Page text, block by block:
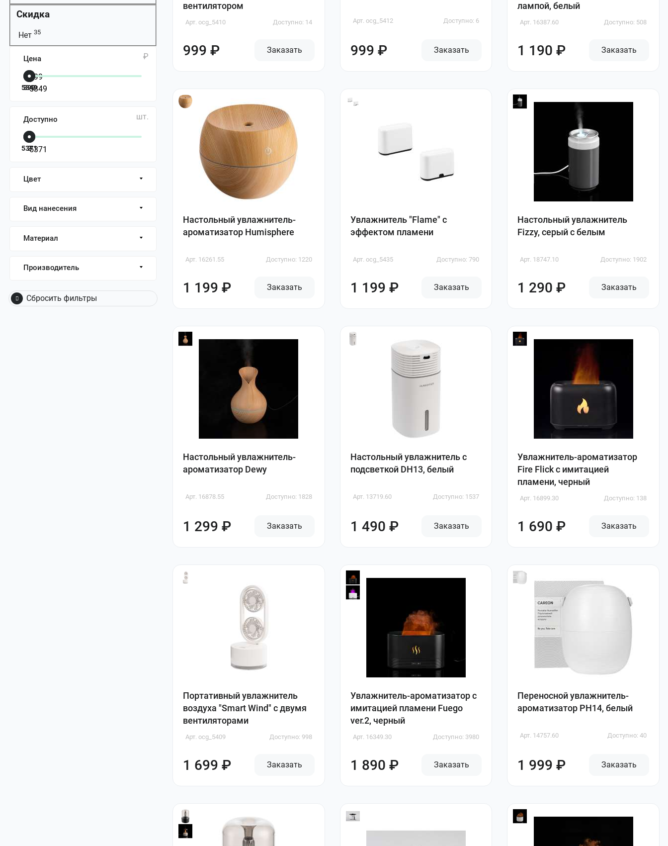
Скидка
Нет 35
Цена ₽
399
5349
Доступно шт.
2
5371
Цвет
Вид нанесения
Материал
Производитель
Сбросить фильтры
вентилятором
Арт. ocg_5410 Доступно: 14
999 ₽ Заказать
Арт. ocg_5412 Доступно: 6
999 ₽ Заказать
лампой, белый
Арт. 16387.60 Доступно: 508
1 190 ₽ Заказать
Настольный увлажнитель-
ароматизатор Humisphere
Арт. 16261.55 Доступно: 1220
1 199 ₽ Заказать
Увлажнитель "Flame" с
эффектом пламени
Арт. ocg_5435 Доступно: 790
1 199 ₽ Заказать
Настольный увлажнитель
Fizzy, серый с белым
Арт. 18747.10 Доступно: 1902
1 290 ₽ Заказать
Настольный увлажнитель-
ароматизатор Dewy
Арт. 16878.55 Доступно: 1828
1 299 ₽ Заказать
Настольный увлажнитель с
подсветкой DH13, белый
Арт. 13719.60 Доступно: 1537
1 490 ₽ Заказать
Увлажнитель-ароматизатор
Fire Flick с имитацией
пламени, черный
Арт. 16899.30 Доступно: 138
1 690 ₽ Заказать
Портативный увлажнитель
воздуха "Smart Wind" с двумя
вентиляторами
Арт. ocg_5409 Доступно: 998
1 699 ₽ Заказать
Увлажнитель-ароматизатор с
имитацией пламени Fuego
ver.2, черный
Арт. 16349.30 Доступно: 3980
1 890 ₽ Заказать
Переносной увлажнитель-
ароматизатор PH14, белый
Арт. 14757.60 Доступно: 40
1 999 ₽ Заказать